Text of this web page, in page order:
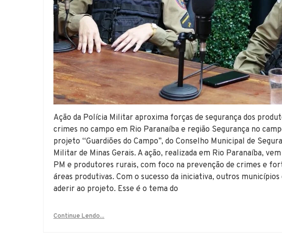
Ação da Polícia Militar aproxima forças de segurança dos
crimes no campo em Rio Paranaíba e região Segurança no
projeto “Guardiões do Campo”, do Conselho Municipal de
Militar de Minas Gerais. A ação, realizada em Rio Paranaíba,
PM e produtores rurais, com foco na prevenção de crimes e
áreas produtivas. Com o sucesso da iniciativa, outros
aderir ao projeto. Esse é o tema do
Continue Lendo...